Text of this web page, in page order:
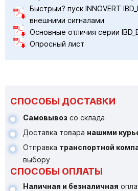
Быстрыи? пуск INNOVERT
внешними сигналами
Основные отличия серии
Опросный лист
СПОСОБЫ ДОСТАВКИ
Самовывоз со склада
Доставка товара нашими
Отправка транспортной
выбору
СПОСОБЫ ОПЛАТЫ
Наличная и безналичная